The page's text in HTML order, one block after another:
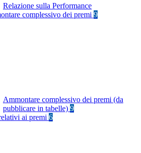
Relazione sulla Performance
complessivo dei premi 9
Ammontare complessivo dei premi (da
pubblicare in tabelle) 9
ai premi 6